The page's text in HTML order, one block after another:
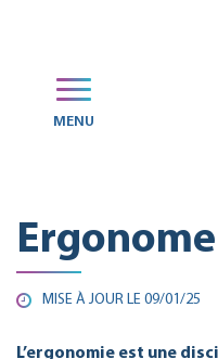
MENU
Ergonome
MISE À JOUR LE 09/01/25
L’ergonomie est une